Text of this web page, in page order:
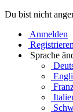
Du bist nicht
Anmelden
Registrieren
Sprache